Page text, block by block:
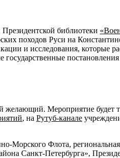
библиотеки
походов Руси на
и исследования, которые
Мероприятие будет
, на Рутуб-канале
Морского Флота,
Санкт-Петербурга»,